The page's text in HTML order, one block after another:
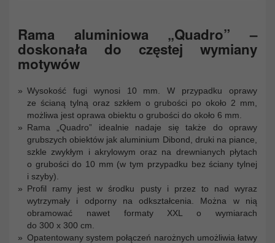
Rama aluminiowa „Quadro” –
doskonała do częstej wymiany
motywów
Wysokość fugi wynosi 10 mm. W przypadku oprawy
ze ścianą tylną oraz szkłem o grubości po około 2 mm,
możliwa jest oprawa obiektu o grubości do około 6 mm.
Rama „Quadro” idealnie nadaje się także do oprawy
grubszych obiektów jak aluminium Dibond, druki na piance,
szkle zwykłym i akrylowym oraz na drewnianych płytach
o grubości do 10 mm (w tym przypadku bez ściany tylnej
i szyby).
Profil ramy jest w środku pusty i przez to nad wyraz
wytrzymały i odporny na odkształcenia. Można w nią
obramować nawet formaty XXL o wymiarach
do 300 x 300 cm.
Opatentowany system połączeń narożnych umożliwia łatwy